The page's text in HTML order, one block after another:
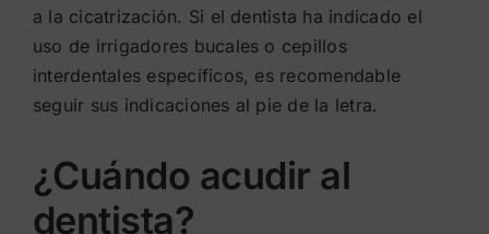
a la cicatrización. Si el dentista ha indicado el
uso de irrigadores bucales o cepillos
interdentales específicos, es recomendable
seguir sus indicaciones al pie de la letra.
¿Cuándo acudir al
dentista?